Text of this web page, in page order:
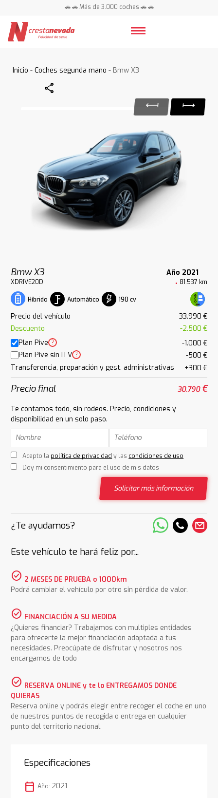
🚗 🚗 Más de 3.000 coches 🚗 🚗
Inicio -Coches segunda mano - Bmw X3
Share
Bmw X3 Año 2021
XDRIVE20D 81.537 km
Híbrido Automático 190 cv
Precio del vehículo
33.990 €
Descuento
-2.500 €
Plan Pive ?
-1.000 €
Plan Pive sin ITV ?
-500 €
Transferencia, preparación y gest. administrativas
+300 €
Precio final 30.790€
Te contamos todo, sin rodeos. Precio, condiciones y
disponibilidad en un solo paso.
Acepto la política de privacidad y las condiciones de uso
Doy mi consentimiento para el uso de mis datos
Solicitar más información
¿Te ayudamos?
Este vehículo te hará feliz por...
check_circle 2 MESES DE PRUEBA o 1000km
Podrá cambiar el vehículo por otro sin pérdida de valor.
check_circle FINANCIACIÓN A SU MEDIDA
¿Quieres financiar? Trabajamos con multiples entidades
para ofrecerte la mejor financiación adaptada a tus
necesidades. Preocúpate de disfrutar y nosotros nos
encargamos de todo
check_circle RESERVA ONLINE y te lo ENTREGAMOS DONDE
QUIERAS
Reserva online y podrás elegir entre recoger el coche en uno
de nuestros puntos de recogida o entrega en cualquier
punto del territorio nacional.
Especificaciones
calendar_today Año: 2021